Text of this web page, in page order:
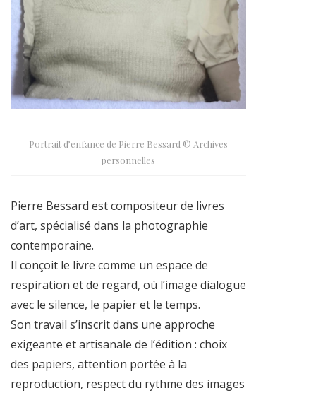
Portrait d’enfance de Pierre Bessard © Archives
personnelles
Pierre Bessard est compositeur de livres
d’art, spécialisé dans la photographie
contemporaine.
Il conçoit le livre comme un espace de
respiration et de regard, où l’image dialogue
avec le silence, le papier et le temps.
Son travail s’inscrit dans une approche
exigeante et artisanale de l’édition : choix
des papiers, attention portée à la
reproduction, respect du rythme des images